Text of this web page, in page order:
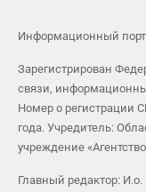
Информационный
Зарегистрирован
связи,
Номер о регистрации
года. Учредитель:
учреждение
Главный редактор: